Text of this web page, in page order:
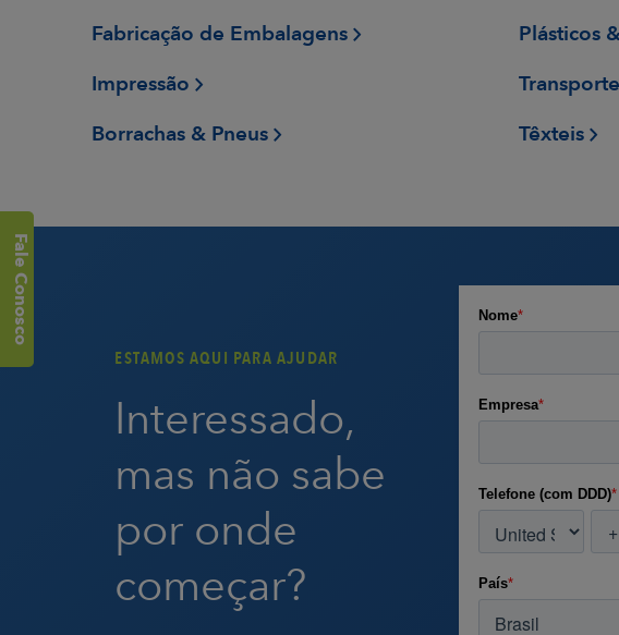
Fabricação de Embalagens
Plásticos
Impressão
Borrachas & Pneus
Têxteis
ESTAMOS AQUI PARA AJUDAR
Interessado,
mas não sabe
por onde
começar?
Fale Conosco